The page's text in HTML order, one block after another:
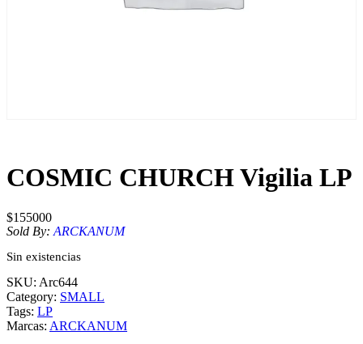
COSMIC CHURCH Vigilia LP
$155000
Sold By: ARCKANUM
Sin existencias
SKU: Arc644
Category: SMALL
Tags: LP
Marcas: ARCKANUM